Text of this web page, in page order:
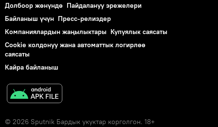
Долбоор жөнүндө Пайдалануу эрежелери
Байланыш үчүн Пресс-релиздер
Компаниялардын жаңылыктары Купуялык саясаты
Cookie колдонуу жана автоматтык логирлөө
саясаты
Кайра байланыш
© 2026 Sputnik Бардык укуктар корголгон. 18+